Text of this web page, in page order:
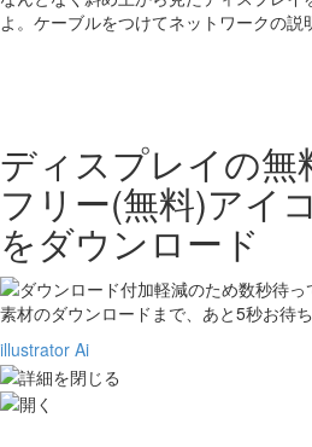
よ。ケーブルをつけてネットワークの説
ディスプレイの無
フリー(無料)アイ
をダウンロード
素材のダウンロードまで、あと5秒お待
illustrator Ai